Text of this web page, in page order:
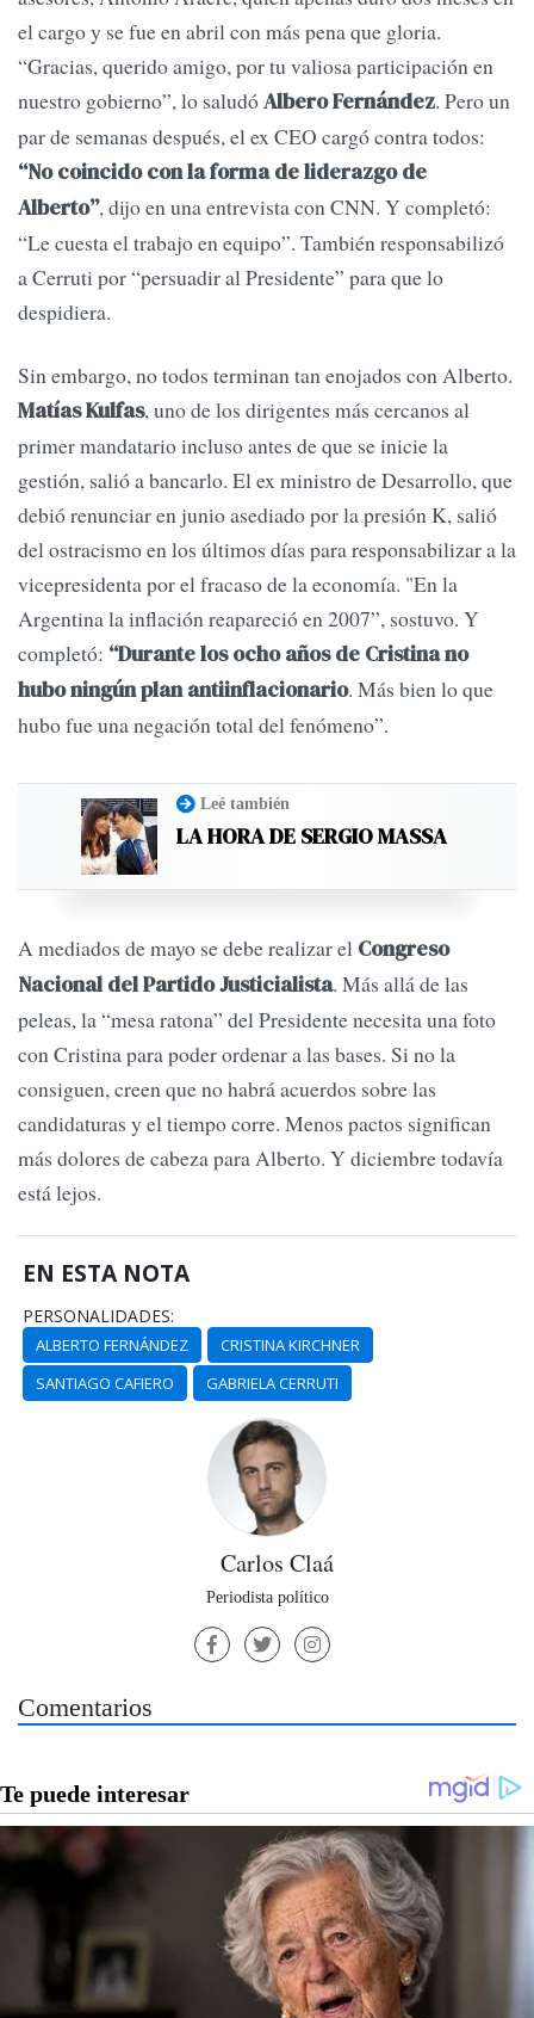
el cargo y se fue en abril con más pena que gloria.
“Gracias, querido amigo, por tu valiosa participación en
nuestro gobierno”, lo saludóAlbero Fernández. Pero un
par de semanas después, el ex CEO cargó contra todos:
“No coincido con la forma de liderazgo de
Alberto”, dijo en una entrevista con CNN. Y completó:
“Le cuesta el trabajo en equipo”. También responsabilizó
a Cerruti por “persuadir al Presidente” para que lo
despidiera.
Sin embargo, no todos terminan tan enojados con Alberto.
Matías Kulfas, uno de los dirigentes más cercanos al
primer mandatario incluso antes de que se inicie la
gestión, salió a bancarlo. El ex ministro de Desarrollo, que
debió renunciar en junio asediado por la presión K, salió
del ostracismo en los últimos días para responsabilizar a la
vicepresidenta por el fracaso de la economía. "En la
Argentina la inflación reapareció en 2007”, sostuvo. Y
completó: “Durante los ocho años de Cristina no
hubo ningún plan antiinflacionario. Más bien lo que
hubo fue una negación total del fenómeno”.
Leé también
LA HORA DE SERGIO MASSA
A mediados de mayo se debe realizar el Congreso
Nacional del Partido Justicialista. Más allá de las
peleas, la “mesa ratona” del Presidente necesita una foto
con Cristina para poder ordenar a las bases. Si no la
consiguen, creen que no habrá acuerdos sobre las
candidaturas y el tiempo corre. Menos pactos significan
más dolores de cabeza para Alberto. Y diciembre todavía
está lejos.
EN ESTA NOTA
PERSONALIDADES:
ALBERTO FERNÁNDEZ
CRISTINA KIRCHNER
SANTIAGO CAFIERO
GABRIELA CERRUTI
Carlos Claá
Periodista político
Comentarios